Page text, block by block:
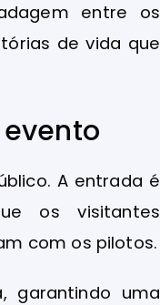
entre os
de vida que
A entrada é
os visitantes
com os pilotos.
garantindo uma